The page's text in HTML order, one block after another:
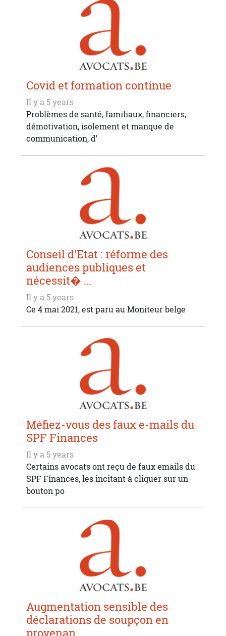
Covid et formation continue
Il y a 5 years
Problèmes de santé, familiaux, financiers,
démotivation, isolement et manque de
communication, d’
Conseil d'Etat : réforme des
audiences publiques et
nécessit� ...
Il y a 5 years
Ce 4 mai 2021, est paru au Moniteur belge
Méfiez-vous des faux e-mails du
SPF Finances
Il y a 5 years
Certains avocats ont reçu de faux emails du
SPF Finances, les incitant à cliquer sur un
bouton po
Augmentation sensible des
déclarations de soupçon en
provenan ...